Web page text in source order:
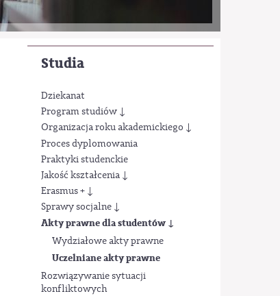
Studia
Dziekanat
Program studiów ↓
Organizacja roku akademickiego ↓
Proces dyplomowania
Praktyki studenckie
Jakość kształcenia ↓
Erasmus + ↓
Sprawy socjalne ↓
Akty prawne dla studentów ↓
Wydziałowe akty prawne
Uczelniane akty prawne
Rozwiązywanie sytuacji
konfliktowych